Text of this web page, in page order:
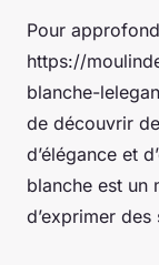
Pour
https://
blanche-
de découvrir
d’élégance et
blanche est un
d’exprimer